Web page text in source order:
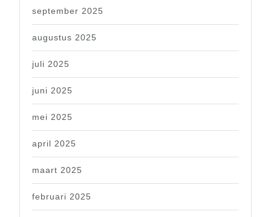
september 2025
augustus 2025
juli 2025
juni 2025
mei 2025
april 2025
maart 2025
februari 2025